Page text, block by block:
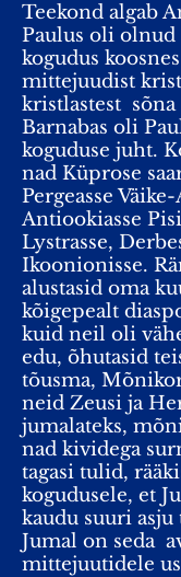
Teekond algab
Paulus oli olnud
kogudus
mittejuudist
kristlastest sõna
Barnabas oli
koguduse juht.
nad Küprose
Pergeasse Väike-
Antiookiasse
Lystrasse,
Ikoonionisse.
alustasid oma
kõigepealt
kuid neil oli
edu, õhutasid
tõusma,
neid Zeusi ja
jumalateks,
nad kividega
tagasi tulid,
kogudusele, et
kaudu suuri
Jumal on seda
mittejuutidele